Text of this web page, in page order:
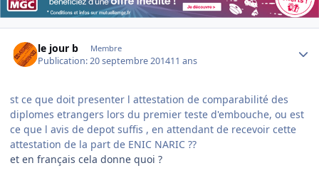
le jour b Membre
Publication:20 septembre 201411 ans
st ce que doit presenter l attestation de comparabilité des
diplomes etrangers lors du premier teste d'embouche, ou est
ce que l avis de depot suffis , en attendant de recevoir cette
attestation de la part de ENIC NARIC ??
et en français cela donne quoi ?